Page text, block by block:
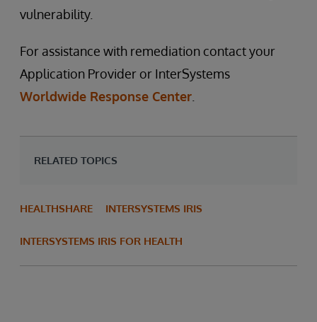
vulnerability.
For assistance with remediation contact your
Application Provider or InterSystems
Worldwide Response Center
RELATED TOPICS
HEALTHSHARE INTERSYSTEMS IRIS
INTERSYSTEMS IRIS FOR HEALTH